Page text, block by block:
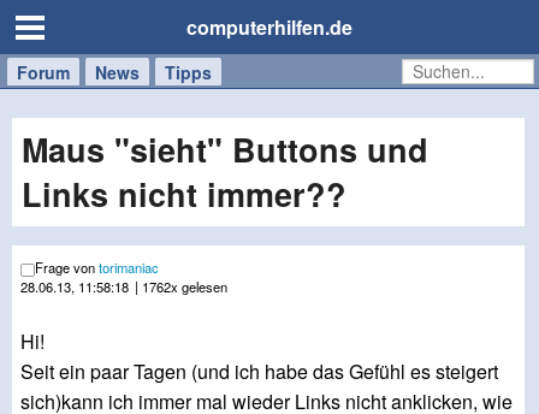
computerhilfen.de
Forum News Tipps
Handy
Tablet
Windows
Mac
Maus "sieht" Buttons und
Links nicht immer??
Frage vontorimaniac
28.06.13, 11:58:18 | 1762x gelesen
Hi!
Seit ein paar Tagen (und ich habe das Gefühl es steigert
sich)kann ich immer mal wieder Links nicht anklicken, wie